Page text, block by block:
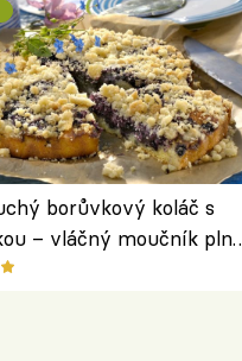
borůvkový koláč s
– vláčný moučník plný